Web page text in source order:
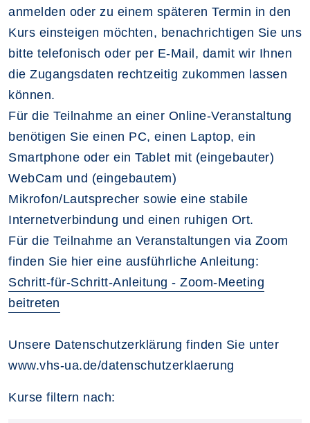
anmelden oder zu einem späteren Termin in den
Kurs einsteigen möchten, benachrichtigen Sie uns
bitte telefonisch oder per E-Mail, damit wir Ihnen
die Zugangsdaten rechtzeitig zukommen lassen
können.
Für die Teilnahme an einer Online-Veranstaltung
benötigen Sie einen PC, einen Laptop, ein
Smartphone oder ein Tablet mit (eingebauter)
WebCam und (eingebautem)
Mikrofon/Lautsprecher sowie eine stabile
Internetverbindung und einen ruhigen Ort.
Für die Teilnahme an Veranstaltungen via Zoom
finden Sie hier eine ausführliche Anleitung:
Schritt-für-Schritt-Anleitung - Zoom-Meeting
beitreten
Unsere Datenschutzerklärung finden Sie unter
www.vhs-ua.de/datenschutzerklaerung
Kurse filtern nach: